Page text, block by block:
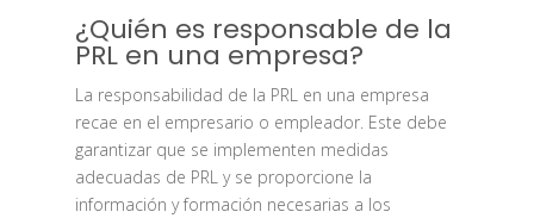
¿Quién es responsable de la
PRL en una empresa?
La responsabilidad de la PRL en una empresa
recae en el empresario o empleador. Este debe
garantizar que se implementen medidas
adecuadas de PRL y se proporcione la
información y formación necesarias a los